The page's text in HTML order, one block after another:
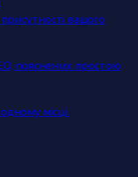
вашого
пояснених простою
місці.